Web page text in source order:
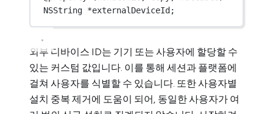
NSString *externalDeviceId;
외부 디바이스 ID는 기기 또는 사용자에 할당할 수
있는 커스텀 값입니다. 이를 통해 세션과 플랫폼에
걸쳐 사용자를 식별할 수 있습니다. 또한 사용자별
설치 중복 제거에 도움이 되어, 동일한 사용자가 여